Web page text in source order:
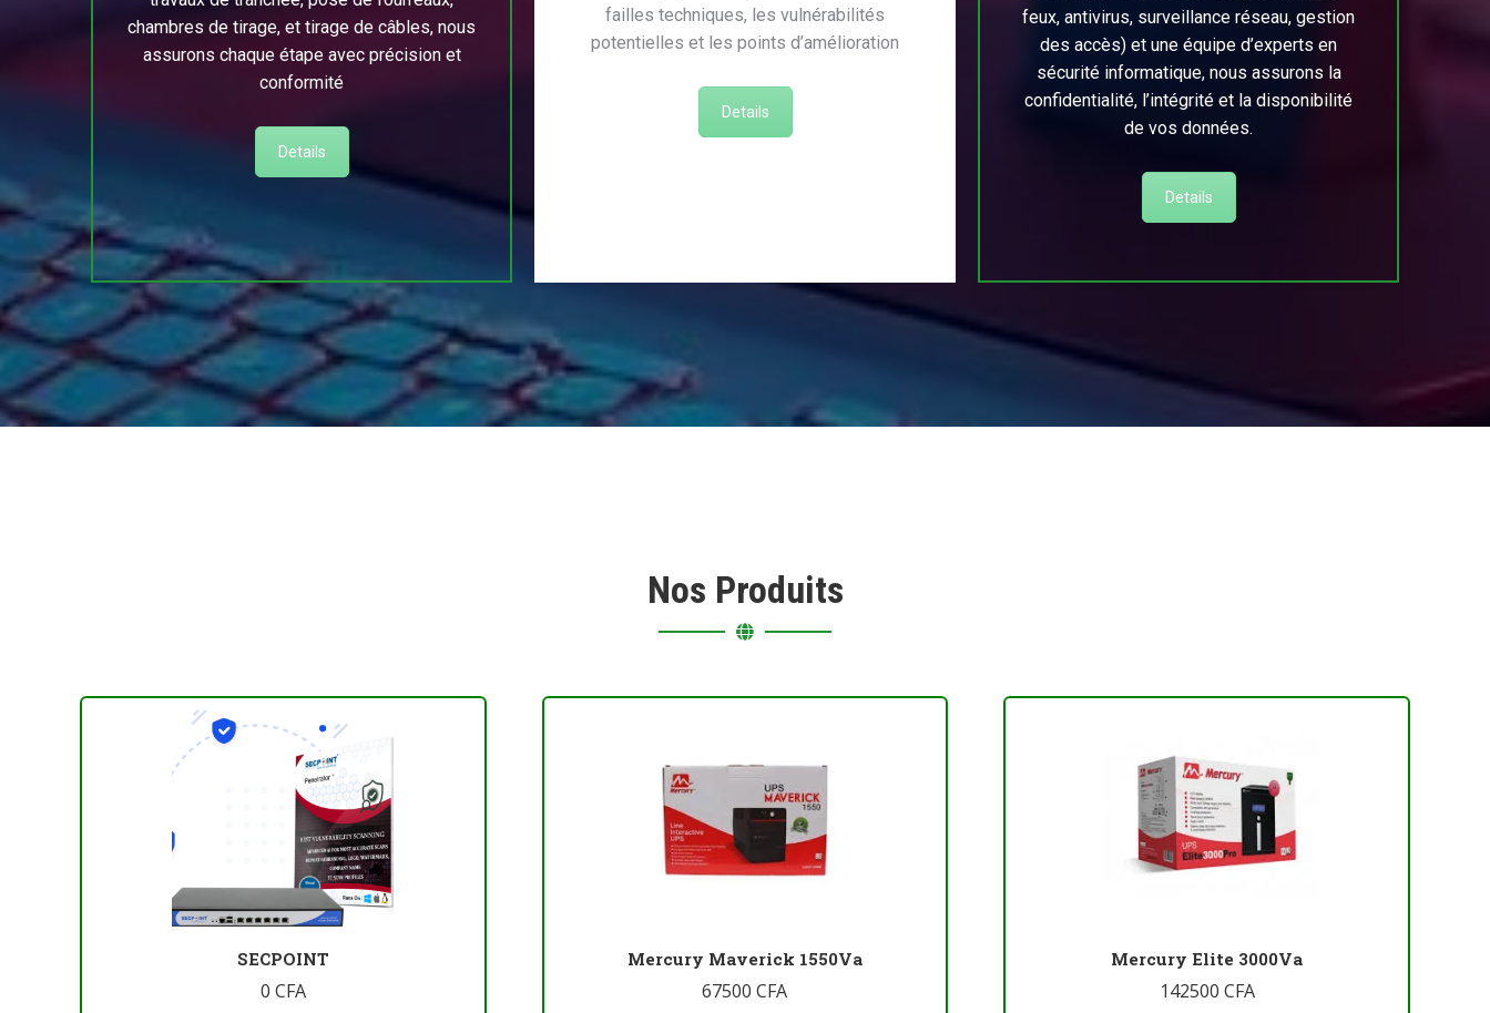
chambres de tirage, et tirage de câbles, nous
assurons chaque étape avec précision et
conformité
Details
failles techniques, les vulnérabilités
potentielles et les points d’amélioration
Details
feux, antivirus, surveillance réseau, gestion
des accès) et une équipe d’experts en
sécurité informatique, nous assurons la
confidentialité, l’intégrité et la disponibilité
de vos données.
Details
Nos Produits
SECPOINT
0 CFA
Mercury Maverick 1550Va
67500CFA
Mercury Elite 3000Va
142500 CFA